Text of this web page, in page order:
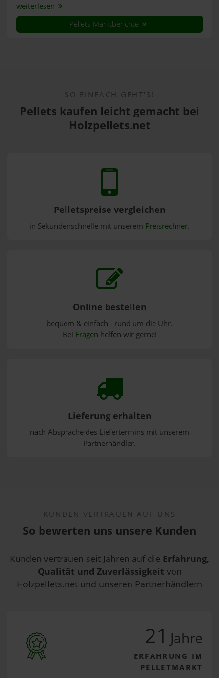
weiterlesen
Pellets-Marktberichte
SO EINFACH GEHT'S!
Pellets kaufen leicht gemacht bei
Holzpellets.net
Pelletspreise vergleichen
in Sekundenschnelle mit unserem Preisrechner.
Online bestellen
bequem & einfach - rund um die Uhr.
Bei Fragen helfen wir gerne!
Lieferung erhalten
nach Absprache des Liefertermins mit unserem
Partnerhändler.
KUNDEN VERTRAUEN AUF UNS
So bewerten uns unsere Kunden
Kunden vertrauen seit Jahren auf die Erfahrung,
Qualität und Zuverlässigkeit von
Holzpellets.net und unseren Partnerhändlern
21 Jahre
ERFAHRUNG IM
PELLETMARKT